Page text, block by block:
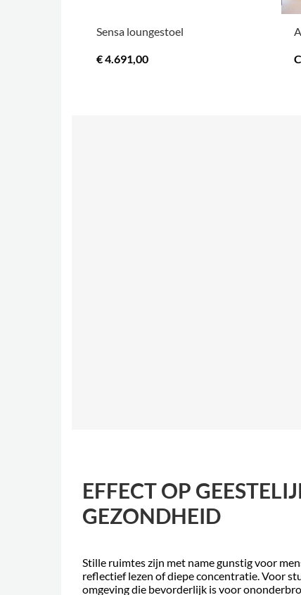
Sensa loungestoel
€ 4.691,00
EFFECT OP
GEZONDHEID
Stille ruimtes zijn met name gunstig voor
reflectief lezen of diepe concentratie. Voor
omgeving die bevorderlijk is voor